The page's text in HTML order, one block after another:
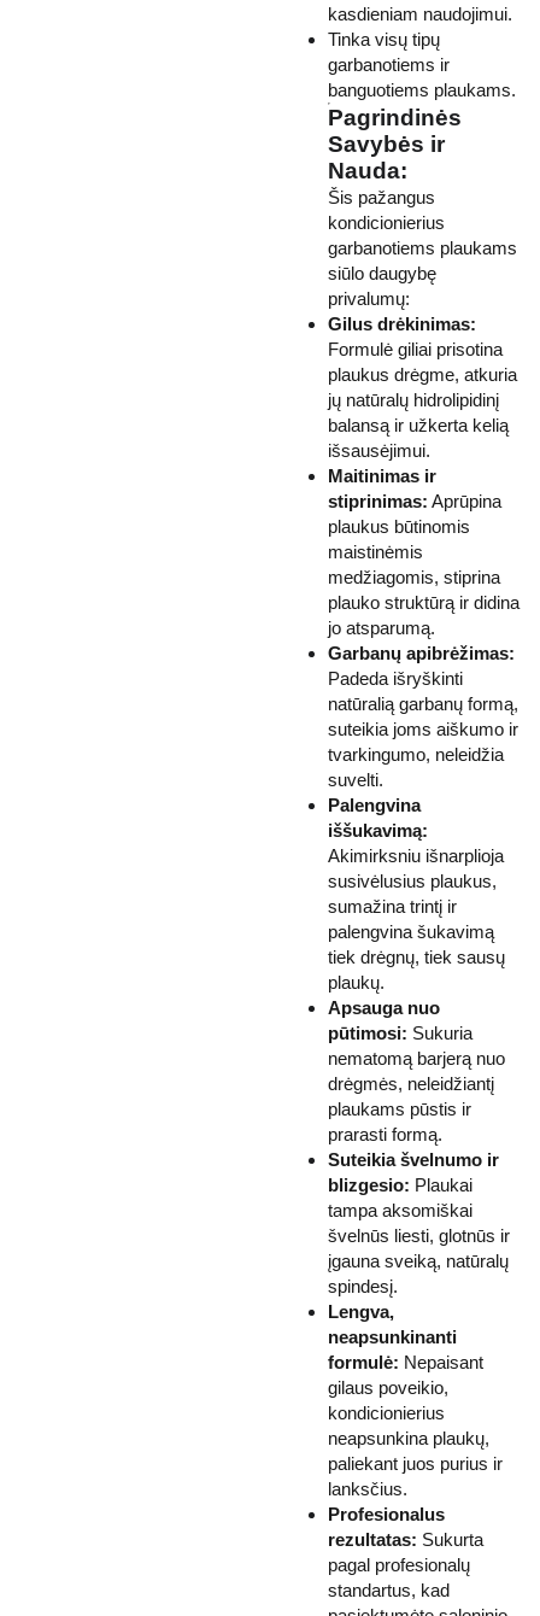
kasdieniam naudojimui.
Tinka visų tipų
garbanotiems ir
banguotiems plaukams.
Pagrindinės
Savybės ir
Nauda:
Šis pažangus
kondicionierius
garbanotiems plaukams
siūlo daugybę
privalumų:
Gilus drėkinimas:
Formulė giliai prisotina
plaukus drėgme, atkuria
jų natūralų hidrolipidinį
balansą ir užkerta kelią
išsausėjimui.
Maitinimas ir
stiprinimas: Aprūpina
plaukus būtinomis
maistinėmis
medžiagomis, stiprina
plauko struktūrą ir didina
jo atsparumą.
Garbanų apibrėžimas:
Padeda išryškinti
natūralią garbanų formą,
suteikia joms aiškumo ir
tvarkingumo, neleidžia
suvelti.
Palengvina
iššukavimą:
Akimirksniu išnarplioja
susivėlusius plaukus,
sumažina trintį ir
palengvina šukavimą
tiek drėgnų, tiek sausų
plaukų.
Apsauga nuo
pūtimosi: Sukuria
nematomą barjerą nuo
drėgmės, neleidžiantį
plaukams pūstis ir
prarasti formą.
Suteikia švelnumo ir
blizgesio: Plaukai
tampa aksomiškai
švelnūs liesti, glotnūs ir
įgauna sveiką, natūralų
spindesį.
Lengva,
neapsunkinanti
formulė: Nepaisant
gilaus poveikio,
kondicionierius
neapsunkina plaukų,
paliekant juos purius ir
lanksčius.
Profesionalus
rezultatas: Sukurta
pagal profesionalų
standartus, kad